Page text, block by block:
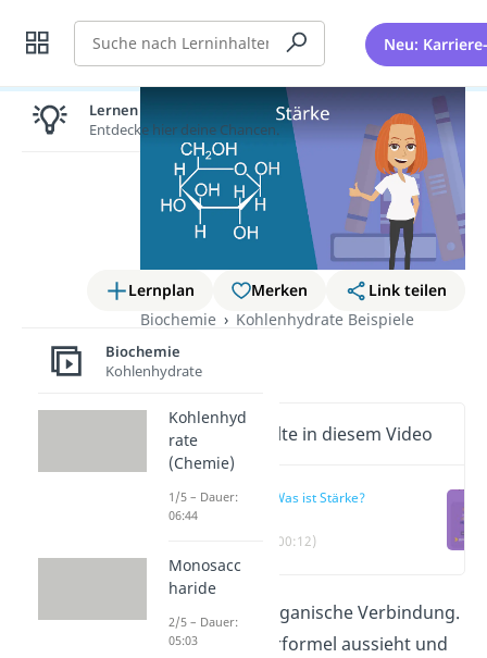
Suche Neu:
Lernplan Merken
Link teilen
Biochemie
Kohlenhydrate Beispiele
Stärke
Wichtige Inhalte in diesem Video
Was ist Stärke?
(00:12)
Stärke ist eine organische Verbindung.
Wie ihre Strukturformel aussieht und
Lernen lohnt sich!
Entdecke hier deine Chancen.
Biochemie
Kohlenhydrate
Kohlenhyd
rate
(Chemie)
1/5 – Dauer:
06:44
Monosacc
haride
2/5 – Dauer:
05:03